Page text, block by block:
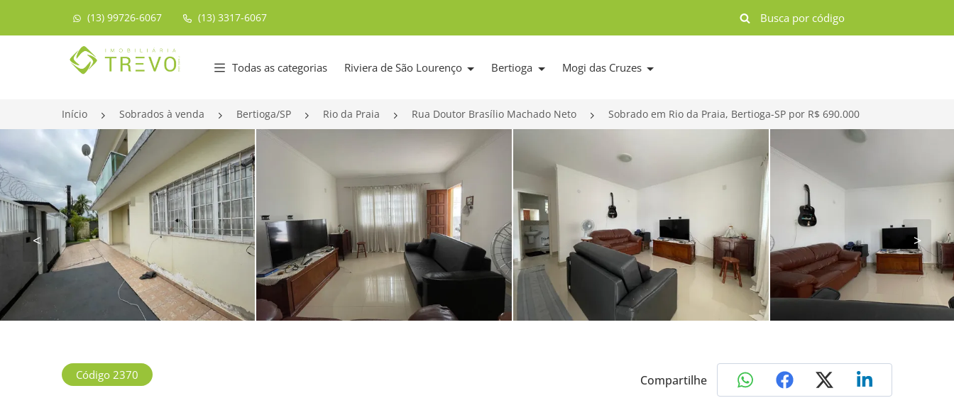
(13) 99726-6067 (13) 3317-6067
Página inicial
Todas as categorias Riviera de São Lourenço Bertioga Mogi das Cruzes
Início Sobrados à venda Bertioga/SP Rio da Praia Rua Doutor Brasílio Machado Neto Sobrado em Rio da Praia, Bertioga-SP por R$ 690.000
< >
Código 2370 Compartilhe